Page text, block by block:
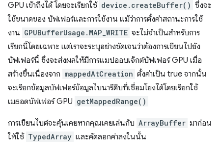
GPU เข้าถึงได้ โดยจะเรียกใช้ device.createBuffer() ซึ่งจะ
ใช้ขนาดของ บัฟเฟอร์และการใช้งาน แม้ว่าการตั้งค่าสถานะการใช้
งาน GPUBufferUsage.MAP_WRITE จะไม่จำเป็นสำหรับการ
เรียกนี้โดยเฉพาะ แต่เราจะระบุอย่างชัดเจนว่าต้องการเขียนไปยัง
บัฟเฟอร์นี้ ซึ่งจะส่งผลให้มีการแมปออบเจ็กต์บัฟเฟอร์ GPU เมื่อ
สร้างขึ้นเนื่องจาก mappedAtCreation ตั้งค่าเป็น true จากนั้น
จะเรียกข้อมูลบัฟเฟอร์ข้อมูลไบนารีดิบที่เชื่อมโยงได้โดยเรียกใช้
เมธอดบัฟเฟอร์ GPU getMappedRange()
การเขียนไบต์จะคุ้นเคยหากคุณเคยเล่นกับ ArrayBuffer มาก่อน
ให้ใช้ TypedArray และคัดลอกค่าลงในนั้น